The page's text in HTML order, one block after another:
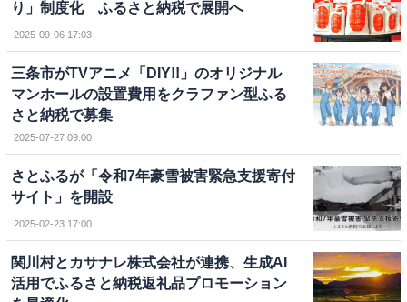
り」制度化 ふるさと納税で展開へ
2025-09-06 17:03
三条市がTVアニメ「DIY!!」のオリジナル
マンホールの設置費用をクラファン型ふる
さと納税で募集
2025-07-27 09:00
さとふるが「令和7年豪雪被害緊急支援寄付
サイト」を開設
2025-02-23 17:00
関川村とカサナレ株式会社が連携、生成AI
活用でふるさと納税返礼品プロモーション